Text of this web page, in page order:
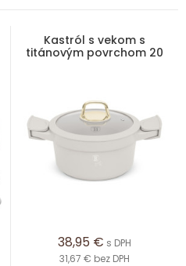
Kastról s vekom s
titánovým povrchom 20
38,95 € s DPH
31,67 € bez DPH